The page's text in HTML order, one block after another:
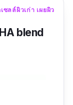
ยฟื้นฟูผิวที่
ยนนุ่มและ
ด้คือ ผิวขาว
อนแสง ด้วย
ลล์ผิวเก่า เผยผิว
blend